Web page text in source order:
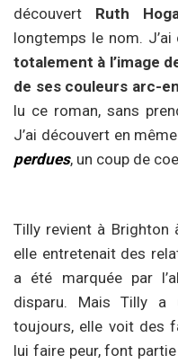
découvert Ruth
longtemps le nom.
totalement à l’image
de ses couleurs arc-
lu ce roman, sans
J’ai découvert en
perdues, un coup de
Tilly revient à Brighton
elle entretenait des
a été marquée par
disparu. Mais Tilly a
toujours, elle voit des
lui faire peur, font